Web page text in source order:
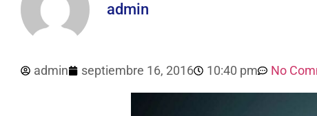
admin
admin septiembre 16, 2016 10:40 pm No